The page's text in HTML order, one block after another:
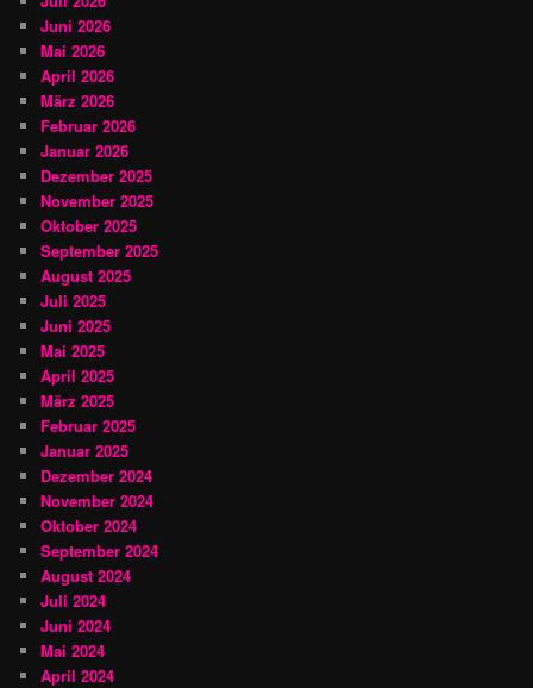
Juni 2026
Mai 2026
April 2026
März 2026
Februar 2026
Januar 2026
Dezember 2025
November 2025
Oktober 2025
September 2025
August 2025
Juli 2025
Juni 2025
Mai 2025
April 2025
März 2025
Februar 2025
Januar 2025
Dezember 2024
November 2024
Oktober 2024
September 2024
August 2024
Juli 2024
Juni 2024
Mai 2024
April 2024